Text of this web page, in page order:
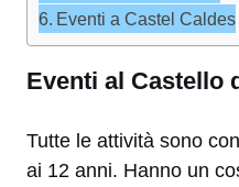
Eventi a Castel Caldes
Eventi al Castello
Tutte le attività sono
ai 12 anni. Hanno un